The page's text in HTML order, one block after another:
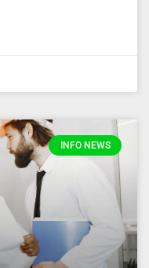
INFO NEWS